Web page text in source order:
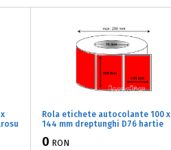
Rola etichete autocolante 100 x
144 mm dreptunghi D76 hartie
(82x100144)
0 RON